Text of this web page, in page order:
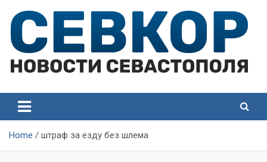
content
Севастополя
Севастополя
Home штраф за езду без шлема